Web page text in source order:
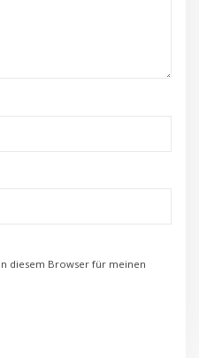
diesem Browser für meinen